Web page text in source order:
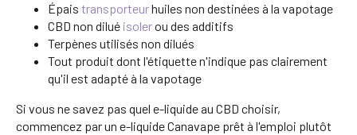
Épais transporteurhuiles non destinées à la vapotage
CBD non dilué isolerou des additifs
Terpènes utilisés non dilués
Tout produit dont l'étiquette n'indique pas clairement
qu'il est adapté à la vapotage
Si vous ne savez pas quel e-liquide au CBD choisir,
commencez par un e-liquide Canavape prêt à l'emploi plutôt